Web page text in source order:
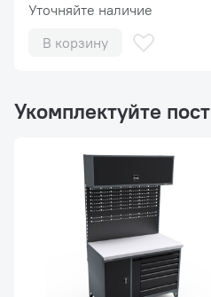
Уточняйте наличие
В корзину
Укомплектуйте пост